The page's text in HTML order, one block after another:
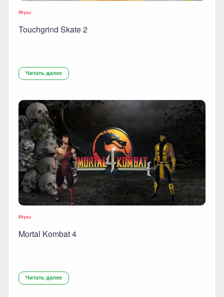
Игры
Touchgrind Skate 2
Читать далее
Игры
Mortal Kombat 4
Читать далее